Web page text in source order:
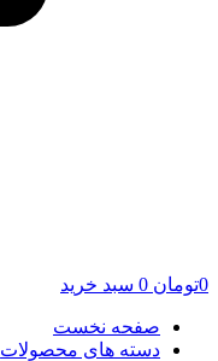
0تومان 0 سبد خرید
صفحه نخست
دسته های محصولات